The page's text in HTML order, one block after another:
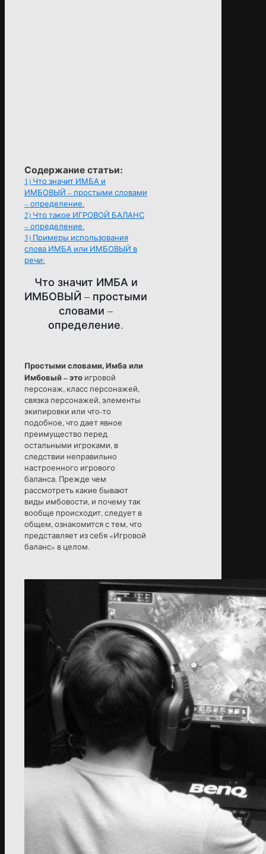
Содержание статьи:
1) Что значит ИМБА и
ИМБОВЫЙ – простыми словами
– определение.
2) Что такое ИГРОВОЙ БАЛАНС
– определение.
3) Примеры использования
слова ИМБА или ИМБОВЫЙ в
речи:
Что значит ИМБА и
ИМБОВЫЙ – простыми
словами –
определение.
Простыми словами, Имба или
Имбовый – это игровой
персонаж, класс персонажей,
связка персонажей, элементы
экипировки или что-то
подобное, что дает явное
преимущество перед
остальными игроками, в
следствии неправильно
настроенного игрового
баланса. Прежде чем
рассмотреть какие бывают
виды имбовости, и почему так
вообще происходит, следует в
общем, ознакомится с тем, что
представляет из себя «Игровой
баланс» в целом.